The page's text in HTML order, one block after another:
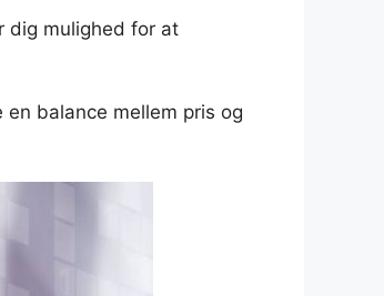
dig mulighed for at
balance mellem pris og